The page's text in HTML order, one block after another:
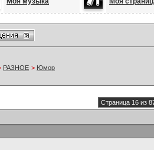
РАЗНОЕ > Юмор
Страница 16 из